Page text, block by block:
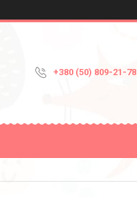
+380 (50) 809-21-78